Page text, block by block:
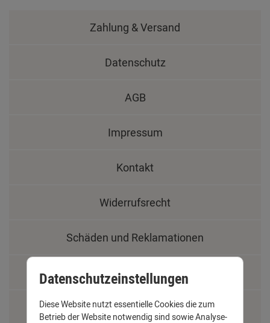
Zahlung & Versand
Datenschutz
AGB
Impressum
Kontakt
Widerrufsrecht
Schäden und Reklamationen
Vertrag widerrufen
Materialkunde
Datenschutzeinstellungen
Diese Website nutzt essentielle Cookies die zum
Betrieb der Website notwendig sind sowie Analyse-